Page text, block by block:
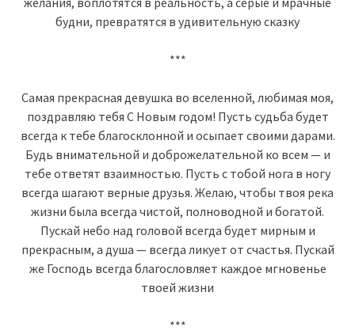
будни, превратятся в удивительную сказку
***
Самая прекрасная девушка во вселенной, любимая моя,
поздравляю тебя С Новым годом! Пусть судьба будет
всегда к тебе благосклонной и осыпает своими дарами.
Будь внимательной и доброжелательной ко всем — и
тебе ответят взаимностью. Пусть с тобой нога в ногу
всегда шагают верные друзья. Желаю, чтобы твоя река
жизни была всегда чистой, полноводной и богатой.
Пускай небо над головой всегда будет мирным и
прекрасным, а душа — всегда ликует от счастья. Пускай
же Господь всегда благословляет каждое мгновенье
твоей жизни
***